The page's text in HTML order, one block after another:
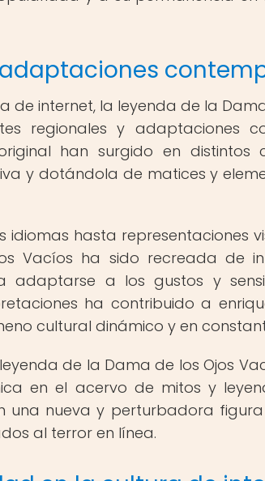
de internet, la leyenda de la
regionales y adaptaciones
han surgido en distintos
y dotándola de matices y
idiomas hasta representaciones
Vacíos ha sido recreada de
a los gustos y
ha contribuido a
cultural dinámico y en
de la Dama de los Ojos
en el acervo de mitos y
una nueva y perturbadora
al terror en línea.